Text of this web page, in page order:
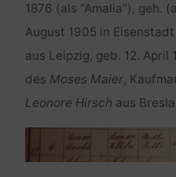
1876 (als “Amalia”), geh.
August 1905 in Eisenstadt
aus Leipzig, geb. 12. April
des Moses Maier,
Leonore Hirsch aus